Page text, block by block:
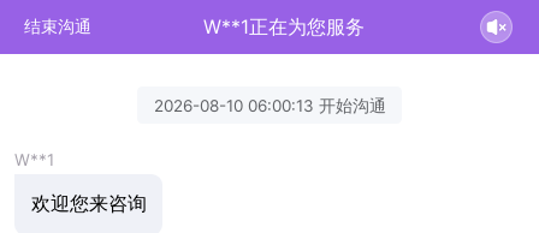
结束沟通 W**1正在为您服务
2026-08-10 06:00:13 开始沟通
W**1
欢迎您来咨询